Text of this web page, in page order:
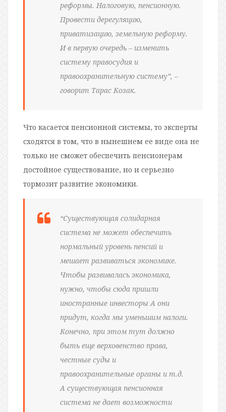
реформы. Налоговую, пенсионную.
Провести дерегуляцию,
приватизацию, земельную реформу.
И в первую очередь – изменить
систему правосудия и
правоохранительную систему”, –
говорит Тарас Козак.
Что касается пенсионной системы, то эксперты
сходятся в том, что в нынешнем ее виде она не
только не сможет обеспечить пенсионерам
достойное существование, но и серьезно
тормозит развитие экономики.
“Существующая солидарная
система не может обеспечить
нормальный уровень пенсий и
мешает развиваться экономике.
Чтобы развивалась экономика,
нужно, чтобы сюда пришли
иностранные инвесторы А они
придут, когда мы уменьшим налоги.
Конечно, при этом тут должно
быть еще верховенство права,
честные суды и
правоохранительные органы и т.д.
А существующая пенсионная
система не дает возможности